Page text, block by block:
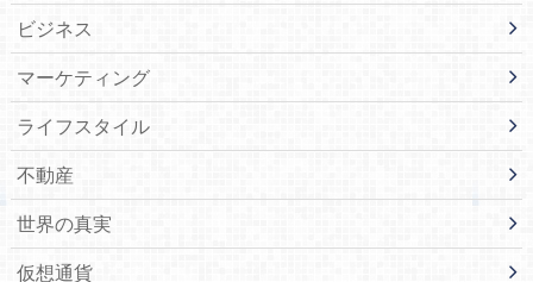
ビジネス
マーケティング
ライフスタイル
不動産
世界の真実
仮想通貨